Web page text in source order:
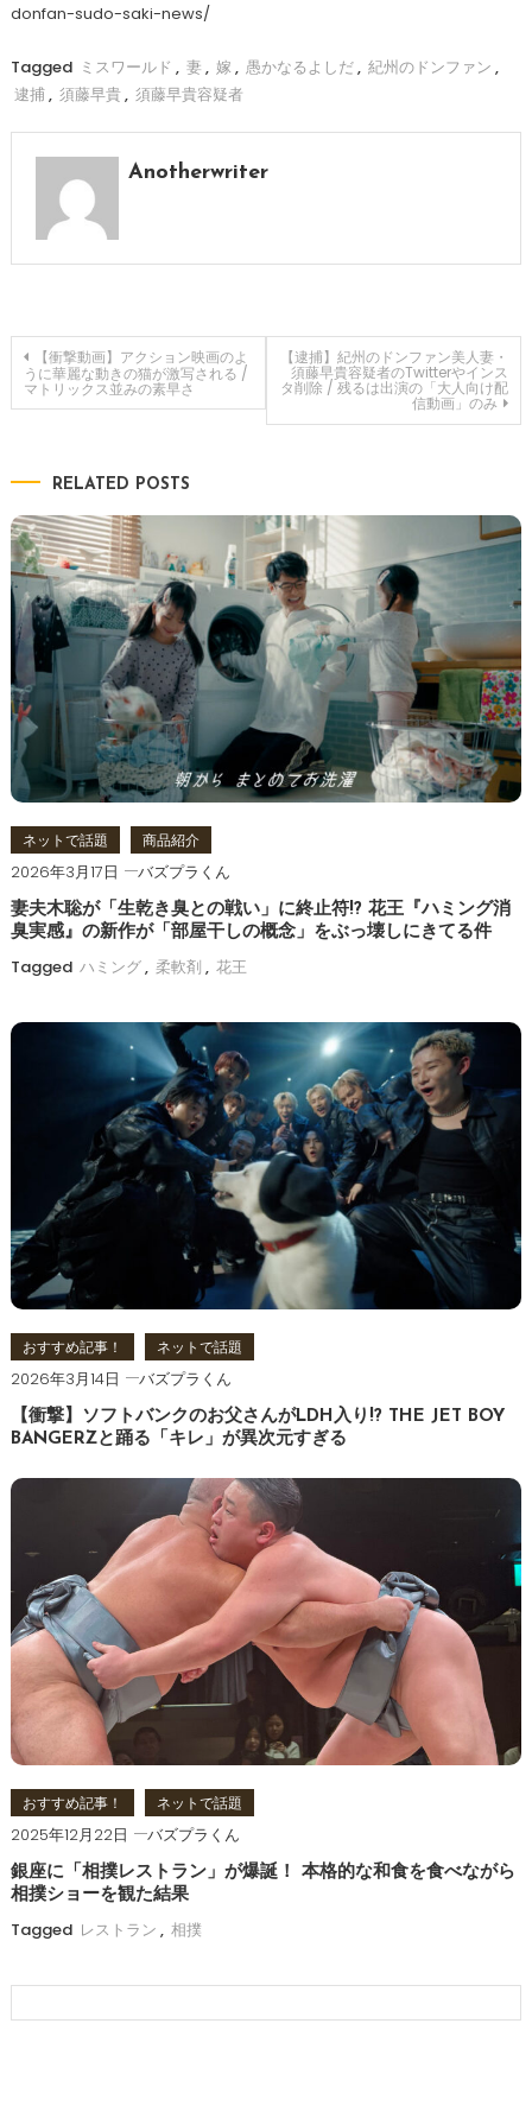
donfan-sudo-saki-news/
Tagged ミスワールド , 妻 , 嫁 , 愚かなるよしだ, 紀州のドンファン ,
逮捕, 須藤早貴, 須藤早貴容疑者
Anotherwriter
投
稿
ビ
ゲ
ー
シ
ョ
ン
【衝撃動画】アクション映画のよ
うに華麗な動きの猫が激写される /
マトリックス並みの素早さ
【逮捕】紀州のドンファン美人妻・
須藤早貴容疑者のTwitterやインス
タ削除 / 残るは出演の「大人向け配
信動画」のみ
RELATED POSTS
ネットで話題 商品紹介
2026年3月17日 バズプラくん
妻夫木聡が「生乾き臭との戦い」に終止符!? 花王『ハミング消
臭実感』の新作が「部屋干しの概念」をぶっ壊しにきてる件
Tagged ハミング, 柔軟剤 , 花王
おすすめ記事！ ネットで話題
2026年3月14日 バズプラくん
【衝撃】ソフトバンクのお父さんがLDH入り!? THE JET BOY
BANGERZと踊る「キレ」が異次元すぎる
おすすめ記事！ ネットで話題
2025年12月22日 バズプラくん
銀座に「相撲レストラン」が爆誕！ 本格的な和食を食べながら
相撲ショーを観た結果
Tagged レストラン , 相撲